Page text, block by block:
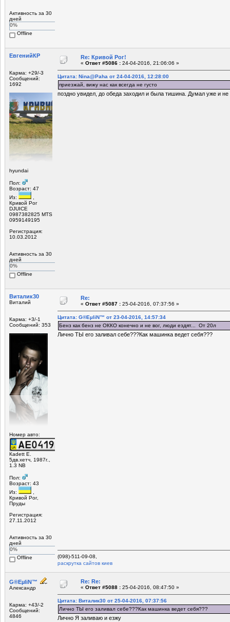
Активность за 30
дней
0%
Offline
ЕвгенийКР
Карма: +29/-3
Сообщений:
1692
hyundai
Пол:
Возраст: 47
Из:
Кривой Рог
DJUICE
0987382825 MTS
0959149195
Регистрация:
10.03.2012
Активность за 30
дней
0%
Offline
Re: Кривой Рог!
« Ответ #5086 : 24-04-2016, 21:06:06 »
Цитата: Nina@Paha от 24-04-2016, 12:28:00
приезжай, вижу нас как всегда не густо
поздно увидел, до обеда заходил и была тишина. Думал уже и не
Виталик30
Виталий
Карма: +3/-1
Сообщений: 353
Номер авто:
Кadett Е.
5дв.хетч, 1987г.,
1.3 NB
Пол:
Возраст: 43
Из:
,
Кривой Рог,
Пруды
Регистрация:
27.11.2012
Активность за 30
дней
0%
Offline
Re:
« Ответ #5087 : 25-04-2016, 07:37:56 »
Цитата: G®EµliN™ от 23-04-2016, 14:57:34
Бенз как бенз не ОККО конечно и не вог, люди ездят... От 20л
Лично ТЫ его заливал себе???Как машинка ведет себя???
(098)-511-09-08,
раскрутка сайтов киев
G®EµliN™
Александр
Карма: +43/-2
Сообщений:
4846
Re: Re:
« Ответ #5088 : 25-04-2016, 08:47:50 »
Цитата: Виталик30 от 25-04-2016, 07:37:56
Лично ТЫ его заливал себе???Как машинка ведет себя???
Лично Я заливаю и езжу